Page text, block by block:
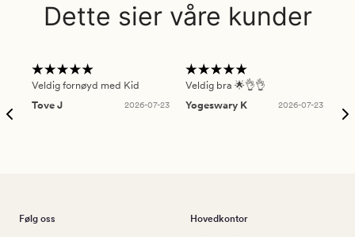
Dette sier våre kunder
Veldig fornøyd med Kid
Tove J
2026-07-23
Veldig bra 🌟👌👌
Yogeswary K
2026-07-23
Følg oss Hovedkontor